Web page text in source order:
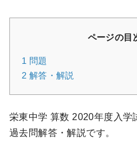
ページの目
1 問題
2 解答・解説
栄東中学 算数 2020年度入学
過去問解答・解説です。